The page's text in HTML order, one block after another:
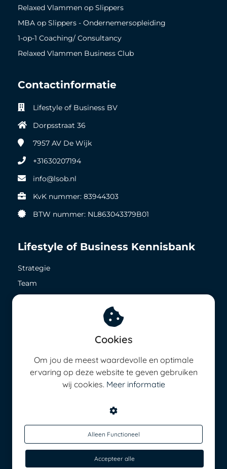
Relaxed Vlammen op Slippers
MBA op Slippers - Ondernemersopleiding
1-op-1 Coaching/ Consultancy
Relaxed Vlammen Business Club
Contactinformatie
Lifestyle of Business BV
Dorpsstraat 36
7957 AV De Wijk
+31630207194
info@lsob.nl
KvK nummer: 83944303
BTW nummer: NL863043379B01
Lifestyle of Business Kennisbank
Strategie
Team
Energie management
Cookies
Om jou de meest waardevolle en optimale
ervaring op deze website te geven gebruiken
wij cookies. Meer informatie
Alleen Functioneel
Accepteer alle